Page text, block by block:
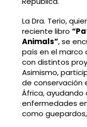
La Dra. Terio,
reciente libro
Animals”, se
país en el marco
con distintos
Asimismo,
de conservación
África,
enfermedades
como